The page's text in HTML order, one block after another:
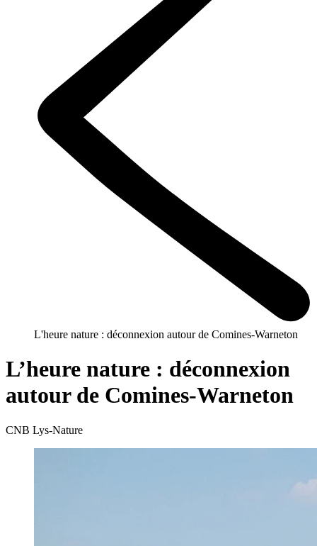
L'heure nature : déconnexion autour de Comines-Warneton
L’heure nature : déconnexion
autour de Comines-Warneton
CNB Lys-Nature